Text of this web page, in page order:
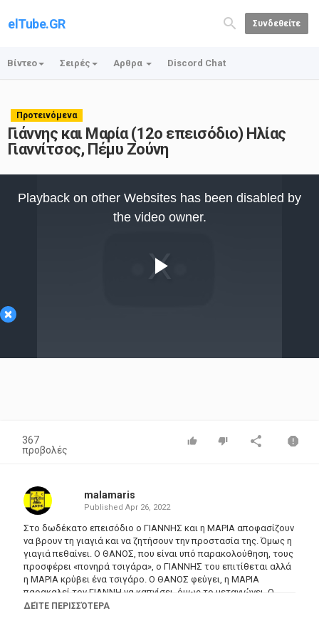
elTube.GR Συνδεθείτε
Βίντεο Σειρές Αρθρα Discord Chat
Προτεινόμενα
Γιάννης και Μαρία (12ο επεισόδιο) Ηλίας
Γιαννίτσος, Πέμυ Ζούνη
×
Video
Playback on other Websites has been disabled by
the video owner.
367
προβολές
malamaris
Published Apr 26, 2022
Στο δωδέκατο επεισόδιο ο ΓΙΑΝΝΗΣ και η ΜΑΡΙΑ αποφασίζουν
να βρουν τη γιαγιά και να ζητήσουν την προστασία της. Όμως η
γιαγιά πεθαίνει. Ο ΘΑΝΟΣ, που είναι υπό παρακολούθηση, τους
προσφέρει «πονηρά τσιγάρα», ο ΓΙΑΝΝΗΣ του επιτίθεται αλλά
η ΜΑΡΙΑ κρύβει ένα τσιγάρο. Ο ΘΑΝΟΣ φεύγει, η ΜΑΡΙΑ
παρακαλεί τον ΓΙΑΝΝΗ να καπνίσει, όμως το μετανιώνει. Ο
ντετέκτιβ έρχεται στο σπίτι του ΓΙΑΝΝΗ και του λέει ότι τα
ΔΕΊΤΕ ΠΕΡΙΣΣΌΤΕΡΑ